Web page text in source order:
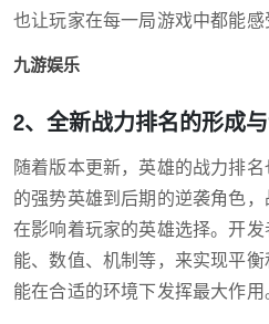
也让玩家在每一局游戏中都能感
九游娱乐
2、全新战力排名的形成
随着版本更新，英雄的战力排
的强势英雄到后期的逆袭角色
在影响着玩家的英雄选择。开
能、数值、机制等，来实现平
能在合适的环境下发挥最大作用